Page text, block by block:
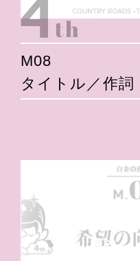
M08
タイトル／作詞